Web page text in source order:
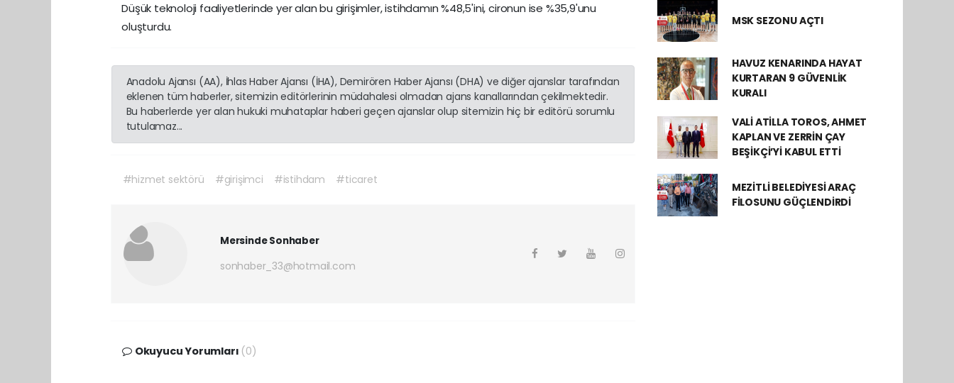
Düşük teknoloji faaliyetlerinde yer alan bu girişimler, istihdamın %48,5'ini, cironun ise %35,9'unu
oluşturdu.
Anadolu Ajansı (AA), İhlas Haber Ajansı (İHA), Demirören Haber Ajansı (DHA) ve diğer ajanslar tarafından
eklenen tüm haberler, sitemizin editörlerinin müdahalesi olmadan ajans kanallarından çekilmektedir.
Bu haberlerde yer alan hukuki muhataplar haberi geçen ajanslar olup sitemizin hiç bir editörü sorumlu
tutulamaz...
#hizmet sektörü #girişimci #istihdam #ticaret
Mersinde Sonhaber
sonhaber_33@hotmail.com
Okuyucu Yorumları (0)
MSK SEZONU AÇTI
HAVUZ KENARINDA HAYAT
KURTARAN 9 GÜVENLİK
KURALI
VALİ ATİLLA TOROS, AHMET
KAPLAN VE ZERRİN ÇAY
BEŞİKÇİ’Yİ KABUL ETTİ
MEZİTLİ BELEDİYESİ ARAÇ
FİLOSUNU GÜÇLENDİRDİ